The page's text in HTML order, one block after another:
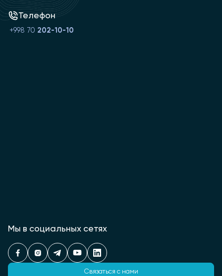
Телефон
+998 70 202-10-10
Мы в социальных сетях
Связаться с нами